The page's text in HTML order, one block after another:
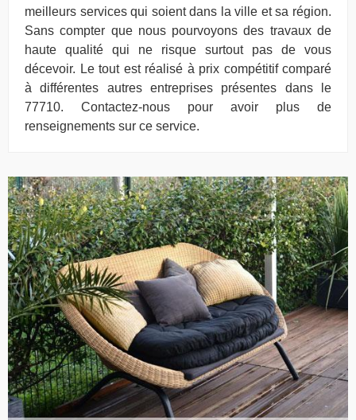
meilleurs services qui soient dans la ville et sa région.
Sans compter que nous pourvoyons des travaux de
haute qualité qui ne risque surtout pas de vous
décevoir. Le tout est réalisé à prix compétitif comparé
à différentes autres entreprises présentes dans le
77710. Contactez-nous pour avoir plus de
renseignements sur ce service.